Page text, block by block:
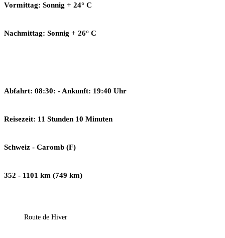
Vormittag: Sonnig + 24° C
Nachmittag: Sonnig + 26° C
Abfahrt: 08:30: - Ankunft: 19:40 Uhr
Reisezeit: 11 Stunden 10 Minuten
Schweiz - Caromb (F)
352 - 1101 km (749 km)
Route de Hiver